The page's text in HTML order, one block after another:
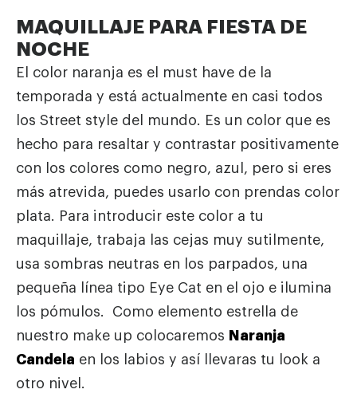
MAQUILLAJE PARA FIESTA DE
NOCHE
El color naranja es el must have de la
temporada y está actualmente en casi todos
los Street style del mundo. Es un color que es
hecho para resaltar y contrastar positivamente
con los colores como negro, azul, pero si eres
más atrevida, puedes usarlo con prendas color
plata. Para introducir este color a tu
maquillaje, trabaja las cejas muy sutilmente,
usa sombras neutras en los parpados, una
pequeña línea tipo Eye Cat en el ojo e ilumina
los pómulos. Como elemento estrella de
nuestro make up colocaremos Naranja
Candela en los labios y así llevaras tu look a
otro nivel.